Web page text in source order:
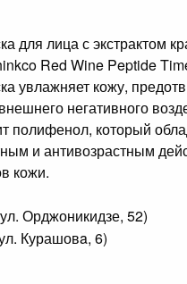
для лица с экстрактом
Red Wine Peptide
увлажняет кожу,
негативного
полифенол, который
и антивозрастным
кожи.
Орджоникидзе, 52)
Курашовa, 6)